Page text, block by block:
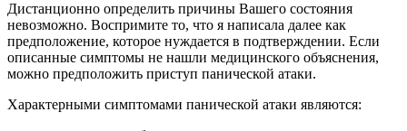
Дистанционно определить причины Вашего состояния
невозможно. Воспримите то, что я написала далее как
предположение, которое нуждается в подтверждении. Если
описанные симптомы не нашли медицинского объяснения,
можно предположить приступ панической атаки.
Характерными симптомами панической атаки являются: